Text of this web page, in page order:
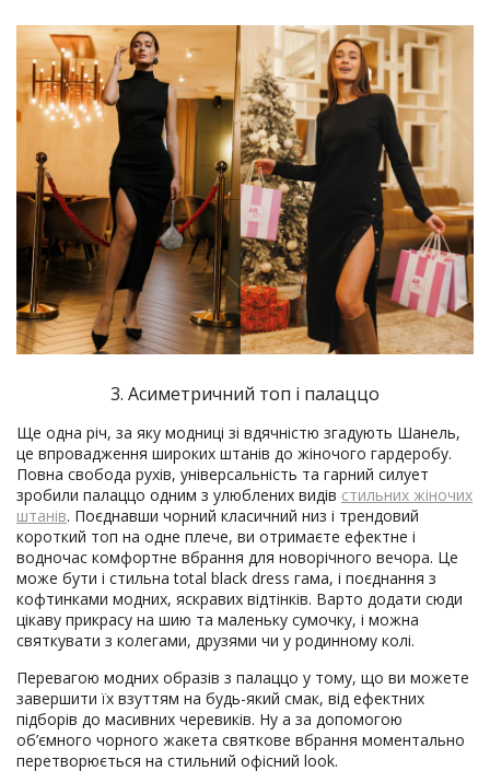
3. Асиметричний топ і палаццо
Ще одна річ, за яку модниці зі вдячністю згадують Шанель,
це впровадження широких штанів до жіночого гардеробу.
Повна свобода рухів, універсальність та гарний силует
зробили палаццо одним з улюблених видів стильних жіночих
штанів. Поєднавши чорний класичний низ і трендовий
короткий топ на одне плече, ви отримаєте ефектне і
водночас комфортне вбрання для новорічного вечора. Це
може бути і стильна total black dress гама, і поєднання з
кофтинками модних, яскравих відтінків. Варто додати сюди
цікаву прикрасу на шию та маленьку сумочку, і можна
святкувати з колегами, друзями чи у родинному колі.
Перевагою модних образів з палаццо у тому, що ви можете
завершити їх взуттям на будь-який смак, від ефектних
підборів до масивних черевиків. Ну а за допомогою
об’ємного чорного жакета святкове вбрання моментально
перетворюється на стильний офісний look.